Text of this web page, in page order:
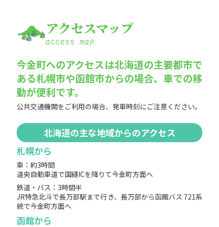
アクセスマップ
今金町へのアクセスは北海道の主要都市で
ある札幌市や函館市からの場合、車での移
動が便利です。
公共交通機関をご利用の場合、発車時刻にご注意ください。
北海道の主な地域からのアクセス
札幌から
車：約3時間
道央自動車道で国縫ICを降りて今金町方面へ
鉄道・バス：3時間半
JR特急北斗で長万部駅まで行き、長万部から函館バス 721系
統で今金町方面へ
函館から